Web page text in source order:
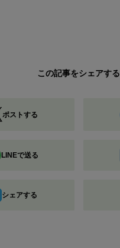
この記事をシェアする
ポストする
LINEで送る
シェアする